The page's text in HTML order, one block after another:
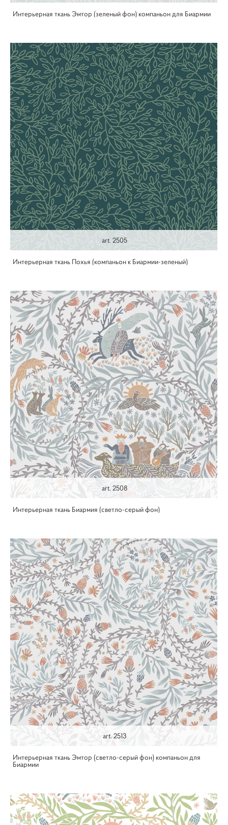
Интерьерная ткань Эмтор (зеленый фон) компаньон для Биармии
art. 2505
Интерьерная ткань Похья (компаньон к Биармии-зеленый)
art. 2508
Интерьерная ткань Биармия (светло-серый фон)
art. 2513
Интерьерная ткань Эмтор (светло-серый фон) компаньон для
Биармии